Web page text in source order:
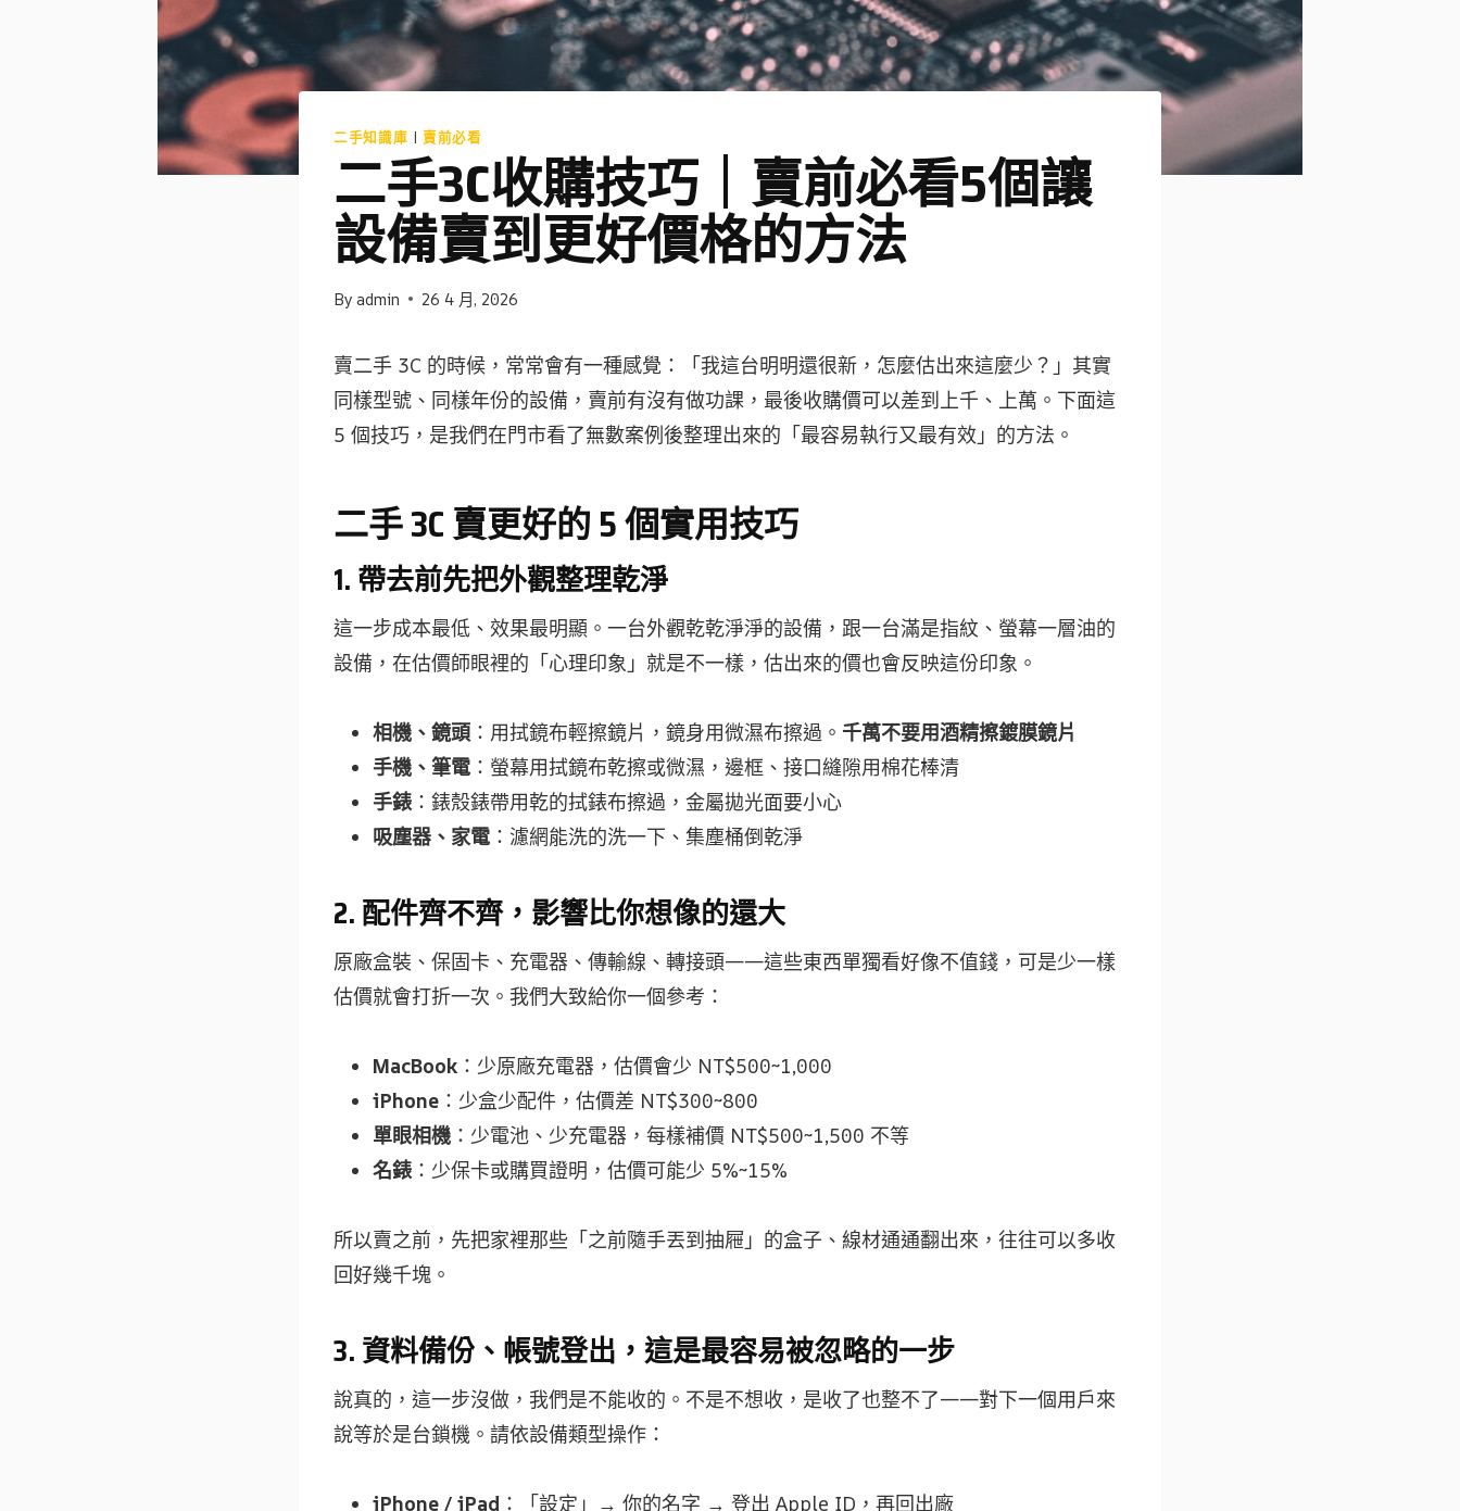
二手知識庫 | 賣前必看
二手3C收購技巧｜賣前必看5個讓
設備賣到更好價格的方法
By admin 26 4 月, 2026
賣二手 3C 的時候，常常會有一種感覺：「我這台明明還很新，怎麼估出來這麼少？」其實
同樣型號、同樣年份的設備，賣前有沒有做功課，最後收購價可以差到上千、上萬。下面這
5 個技巧，是我們在門市看了無數案例後整理出來的「最容易執行又最有效」的方法。
二手 3C 賣更好的 5 個實用技巧
1. 帶去前先把外觀整理乾淨
這一步成本最低、效果最明顯。一台外觀乾乾淨淨的設備，跟一台滿是指紋、螢幕一層油的
設備，在估價師眼裡的「心理印象」就是不一樣，估出來的價也會反映這份印象。
相機、鏡頭 ：用拭鏡布輕擦鏡片，鏡身用微濕布擦過。 千萬不要用酒精擦鍍膜鏡片
手機、筆電 ：螢幕用拭鏡布乾擦或微濕，邊框、接口縫隙用棉花棒清
手錶 ：錶殼錶帶用乾的拭錶布擦過，金屬拋光面要小心
吸塵器、家電 ：濾網能洗的洗一下、集塵桶倒乾淨
2. 配件齊不齊，影響比你想像的還大
原廠盒裝、保固卡、充電器、傳輸線、轉接頭——這些東西單獨看好像不值錢，可是少一樣
估價就會打折一次。我們大致給你一個參考：
MacBook ：少原廠充電器，估價會少 NT$500~1,000
iPhone ：少盒少配件，估價差 NT$300~800
單眼相機 ：少電池、少充電器，每樣補價 NT$500~1,500 不等
名錶 ：少保卡或購買證明，估價可能少 5%~15%
所以賣之前，先把家裡那些「之前隨手丟到抽屜」的盒子、線材通通翻出來，往往可以多收
回好幾千塊。
3. 資料備份、帳號登出，這是最容易被忽略的一步
說真的，這一步沒做，我們是不能收的。不是不想收，是收了也整不了——對下一個用戶來
說等於是台鎖機。請依設備類型操作：
iPhone / iPad ：「設定」→ 你的名字 → 登出 Apple ID，再回出廠